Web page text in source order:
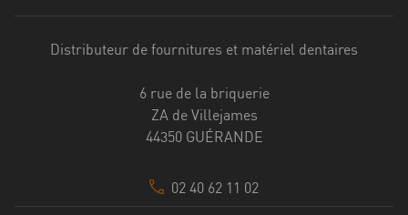
Distributeur de fournitures et matériel dentaires
6 rue de la briquerie
ZA de Villejames
44350 GUÉRANDE
02 40 62 11 02